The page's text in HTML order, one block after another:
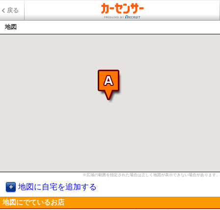
戻る
地図
※広域の範囲を指定された場合は正しく地図が表示できない場合があります。
地図に自宅を追加する
地図にでているお店